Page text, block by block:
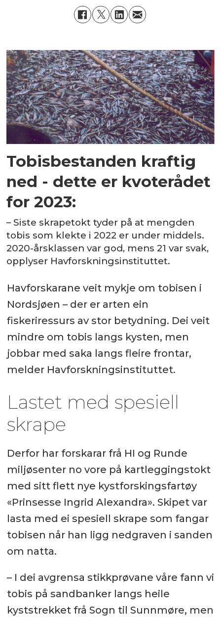
Tobisbestanden kraftig
ned - dette er kvoterådet
for 2023:
– Siste skrapetokt tyder på at mengden
tobis som klekte i 2022 er under middels.
2020-årsklassen var god, mens 21 var svak,
opplyser Havforskningsinstituttet.
Havforskarane veit mykje om tobisen i
Nordsjøen – der er arten ein
fiskeriressurs av stor betydning. Dei veit
mindre om tobis langs kysten, men
jobbar med saka langs fleire frontar,
melder Havforskningsinstituttet.
Lastet med spesiell
skrape
Derfor har forskarar frå HI og Runde
miljøsenter no vore på kartleggingstokt
med sitt flett nye kystforskingsfartøy
«Prinsesse Ingrid Alexandra». Skipet var
lasta med ei spesiell skrape som fangar
tobisen når han ligg nedgraven i sanden
om natta.
– I dei avgrensa stikkprøvane våre fann vi
tobis på sandbanker langs heile
kyststrekket frå Sogn til Sunnmøre, men